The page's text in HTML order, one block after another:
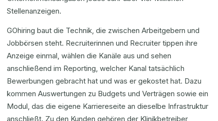
Stellenanzeigen.
GOhiring baut die Technik, die zwischen Arbeitgebern und
Jobbörsen steht. Recruiterinnen und Recruiter tippen ihre
Anzeige einmal, wählen die Kanäle aus und sehen
anschließend im Reporting, welcher Kanal tatsächlich
Bewerbungen gebracht hat und was er gekostet hat. Dazu
kommen Auswertungen zu Budgets und Verträgen sowie ein
Modul, das die eigene Karriereseite an dieselbe Infrastruktur
anschließt. Zu den Kunden gehören der Klinikbetreiber